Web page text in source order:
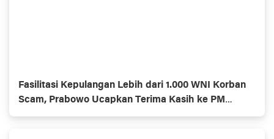
Fasilitasi Kepulangan Lebih dari 1.000 WNI Korban
Scam, Prabowo Ucapkan Terima Kasih ke PM
Thailand